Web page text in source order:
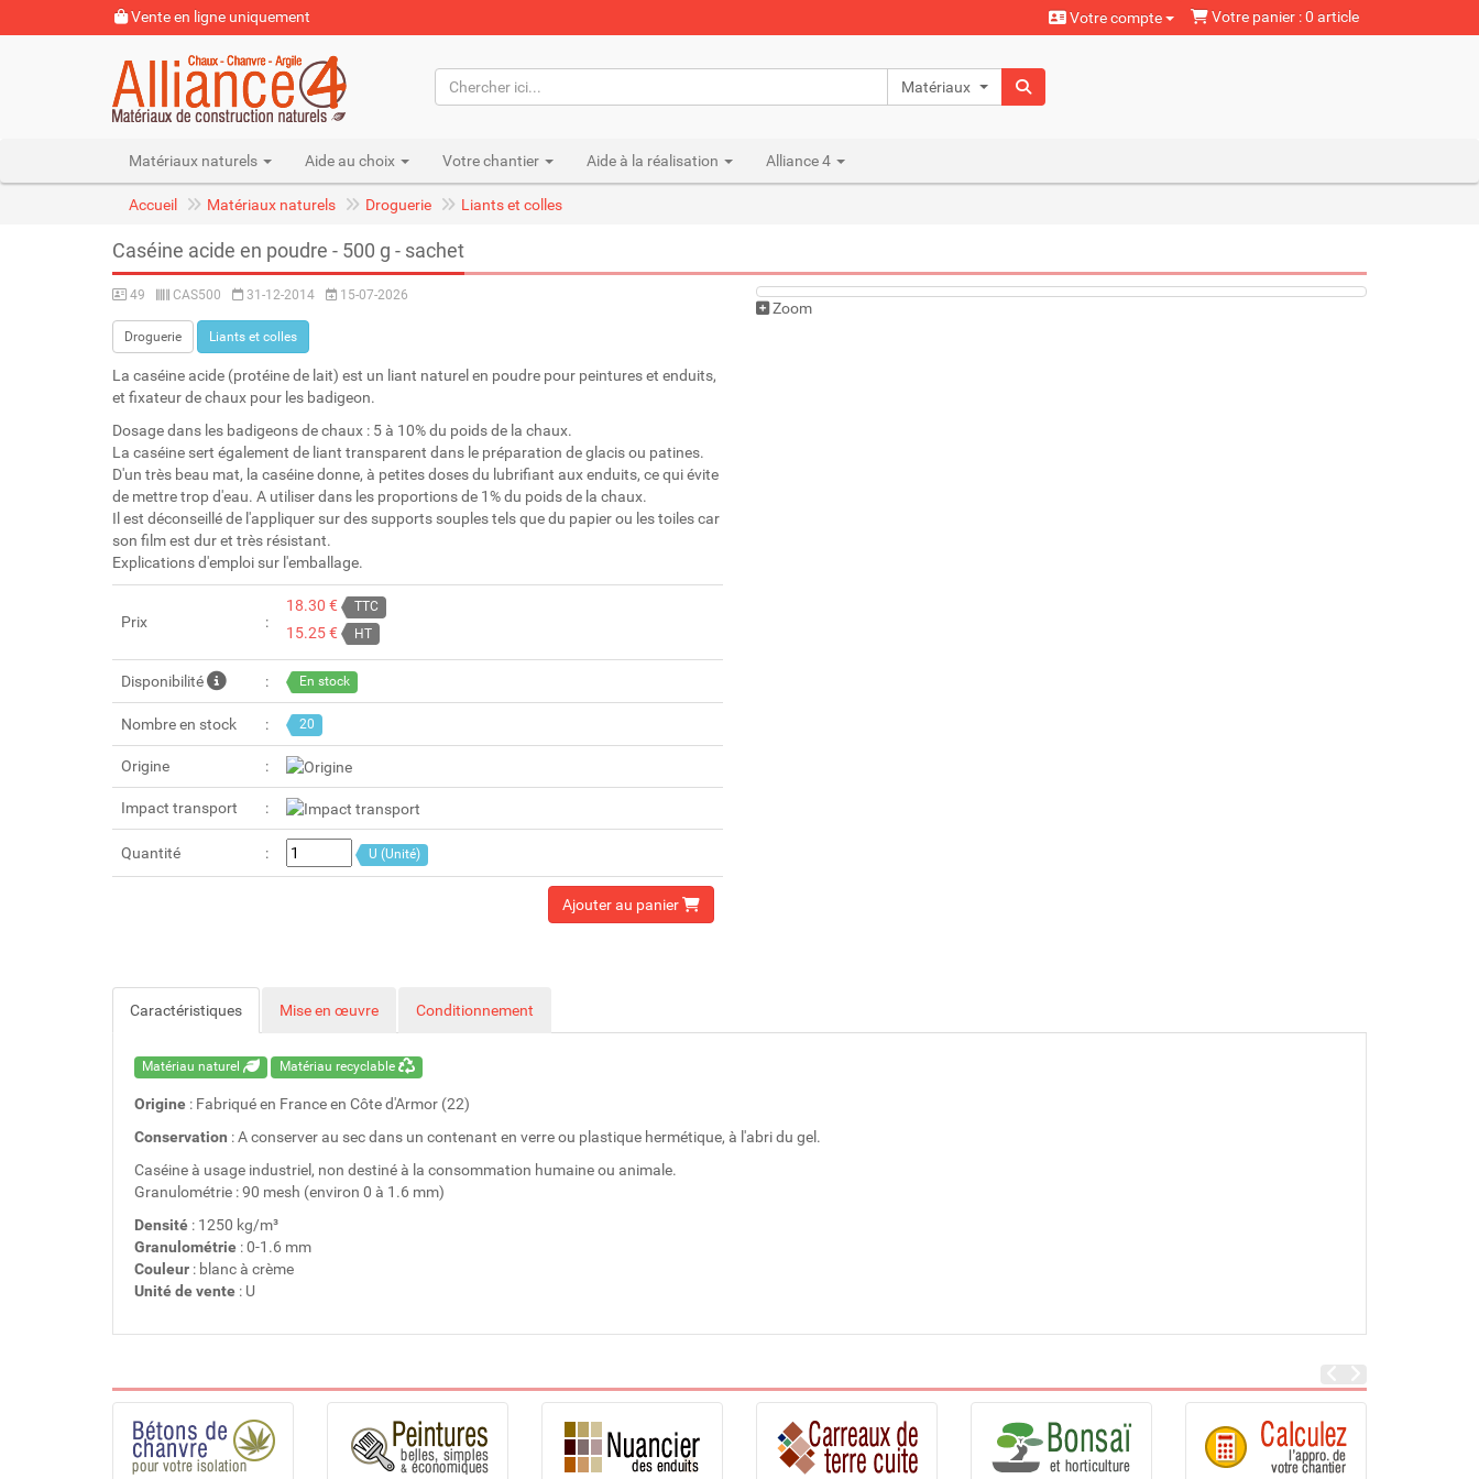
Vente en ligne uniquement Votre compte Votre panier : 0 article
Matériaux naturels
Matériaux naturels Aide au choix Votre chantier Aide à la réalisation Alliance 4
Accueil Matériaux naturels Droguerie Liants et colles
Caséine acide en poudre - 500 g - sachet
49 CAS500 31-12-2014 15-07-2026
Droguerie Liants et colles
La caséine acide (protéine de lait) est un liant naturel en poudre pour peintures et enduits,
et fixateur de chaux pour les badigeon.
Dosage dans les badigeons de chaux : 5 à 10% du poids de la chaux.
La caséine sert également de liant transparent dans le préparation de glacis ou patines.
D'un très beau mat, la caséine donne, à petites doses du lubrifiant aux enduits, ce qui évite
de mettre trop d'eau. A utiliser dans les proportions de 1% du poids de la chaux.
Il est déconseillé de l'appliquer sur des supports souples tels que du papier ou les toiles car
son film est dur et très résistant.
Explications d'emploi sur l'emballage.
Prix
18.30 € TTC
15.25 € HT
Disponibilité En stock
Nombre en stock 20
Origine
Impact transport
Quantité U (Unité)
Ajouter au panier
Zoom
Caractéristiques Mise en œuvre Conditionnement
Matériau naturel Matériau recyclable
Origine : Fabriqué en France en Côte d'Armor (22)
Conservation : A conserver au sec dans un contenant en verre ou plastique hermétique, à l'abri du gel.
Caséine à usage industriel, non destiné à la consommation humaine ou animale.
Granulométrie : 90 mesh (environ 0 à 1.6 mm)
Densité : 1250 kg/m³
Granulométrie : 0-1.6 mm
Couleur : blanc à crème
Unité de vente : U